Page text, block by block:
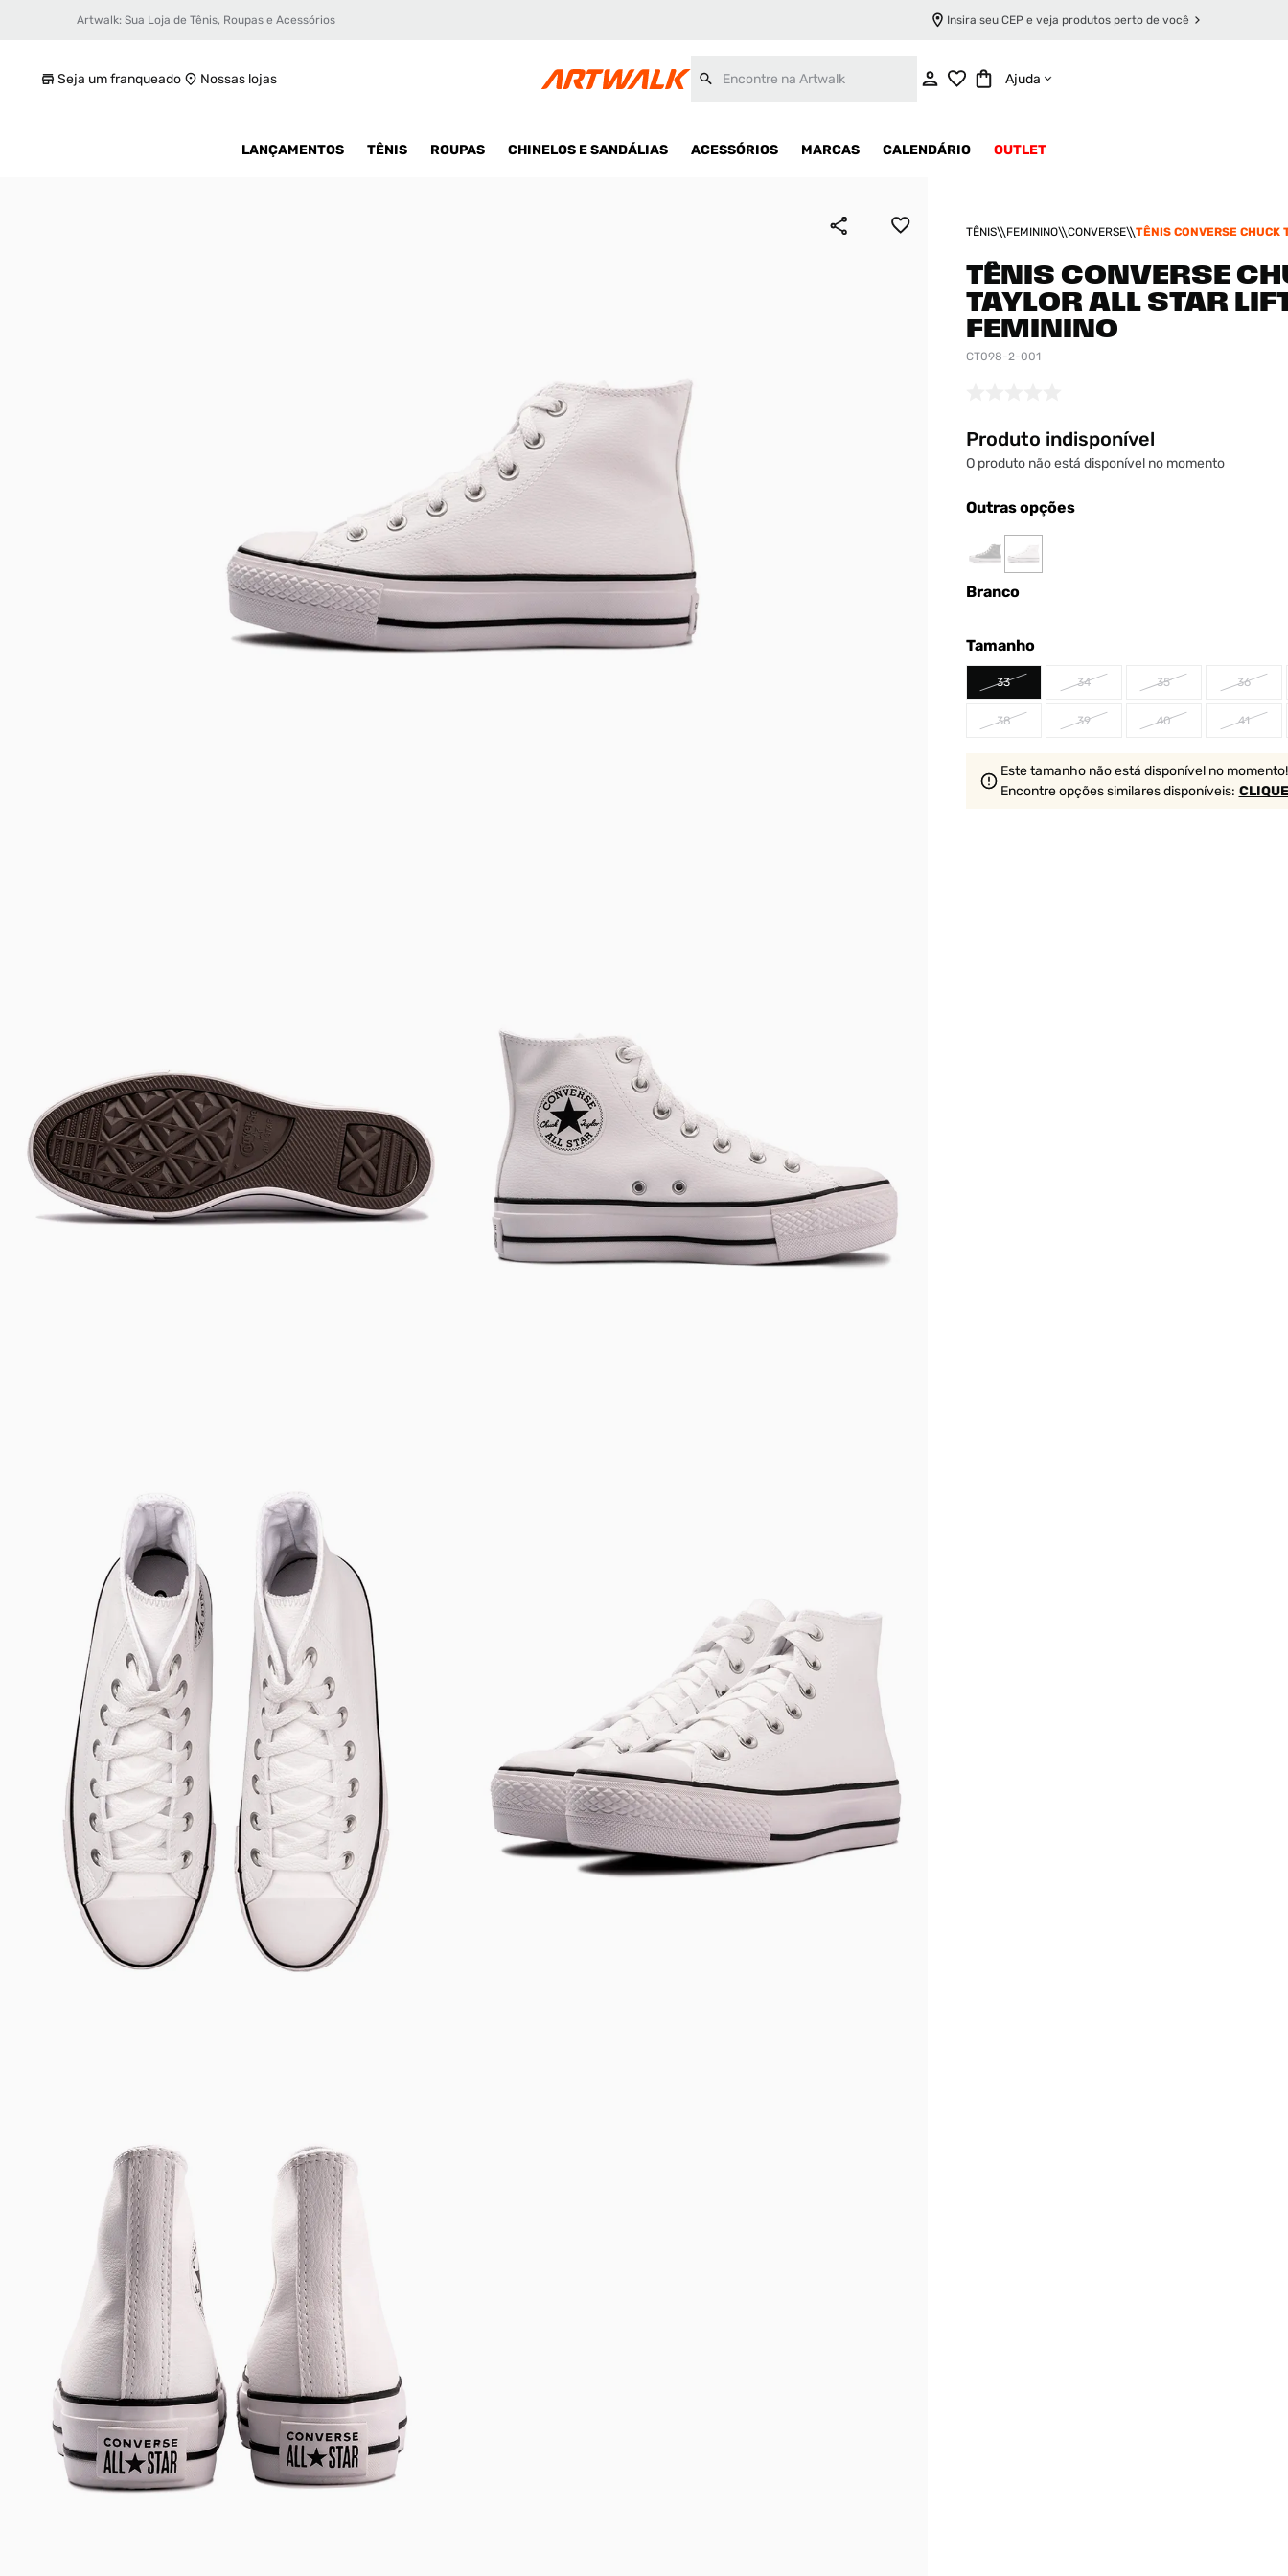
Artwalk: Sua Loja de Tênis, Roupas e Acessórios Insira seu CEP e veja produtos perto de você
Seja um franqueado Nossas lojas Ajuda
LANÇAMENTOS TÊNIS ROUPAS CHINELOS E SANDÁLIAS ACESSÓRIOS MARCAS CALENDÁRIO OUTLET
TÊNIS FEMININO CONVERSE
TÊNIS CONVERSE CHUCK
TÊNIS CONVERSE
TAYLOR ALL STAR
FEMININO
CT098-2-001
Produto indisponível
O produto não está disponível no momento
Outras opções
Branco
Tamanho
33 34 35 36
38 39 40 41
Este tamanho não está disponível no momento!
Encontre opções similaresdisponíveis:
Tênis Converse Chuck Taylor All Star Lift Feminino